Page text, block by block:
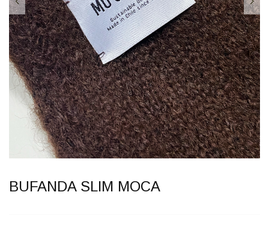
BUFANDA SLIM MOCA